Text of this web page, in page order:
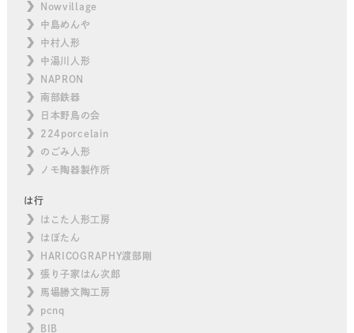
Nowvillage
中島めんや
中村人形
中湯川人形
NAPRON
南部鉄器
日本野鳥の会
224porcelain
のごみ人形
ノモ陶器製作所
は行
はこた人形工房
はぼたん
HARICOGRAPHY渡部剛
張り子家はん次郎
馬場勝文陶工房
pcnq
BIB